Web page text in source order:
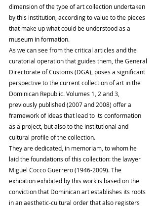
dimension of the type of art collection undertaken
by this institution, according to value to the pieces
that make up what could be understood as a
museum in formation.
As we can see from the critical articles and the
curatorial operation that guides them, the General
Directorate of Customs (DGA), poses a significant
perspective to the current collection of art in the
Dominican Republic. Volumes 1, 2 and 3,
previously published (2007 and 2008) offer a
framework of ideas that lead to its conformation
as a project, but also to the institutional and
cultural profile of the collection.
They are dedicated, in memoriam, to whom he
laid the foundations of this collection: the lawyer
Miguel Cocco Guerrero (1946-2009). The
exhibition exhibited by this work is based on the
conviction that Dominican art establishes its roots
in an aesthetic-cultural order that also registers